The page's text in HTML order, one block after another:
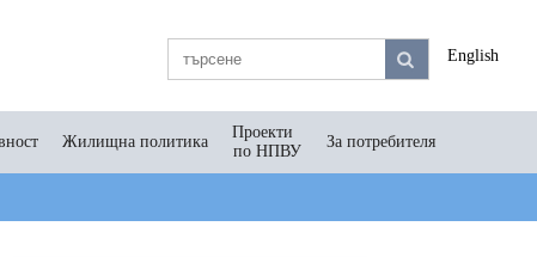
English
Жилищна политика
Проекти
по НПВУ
За потребителя